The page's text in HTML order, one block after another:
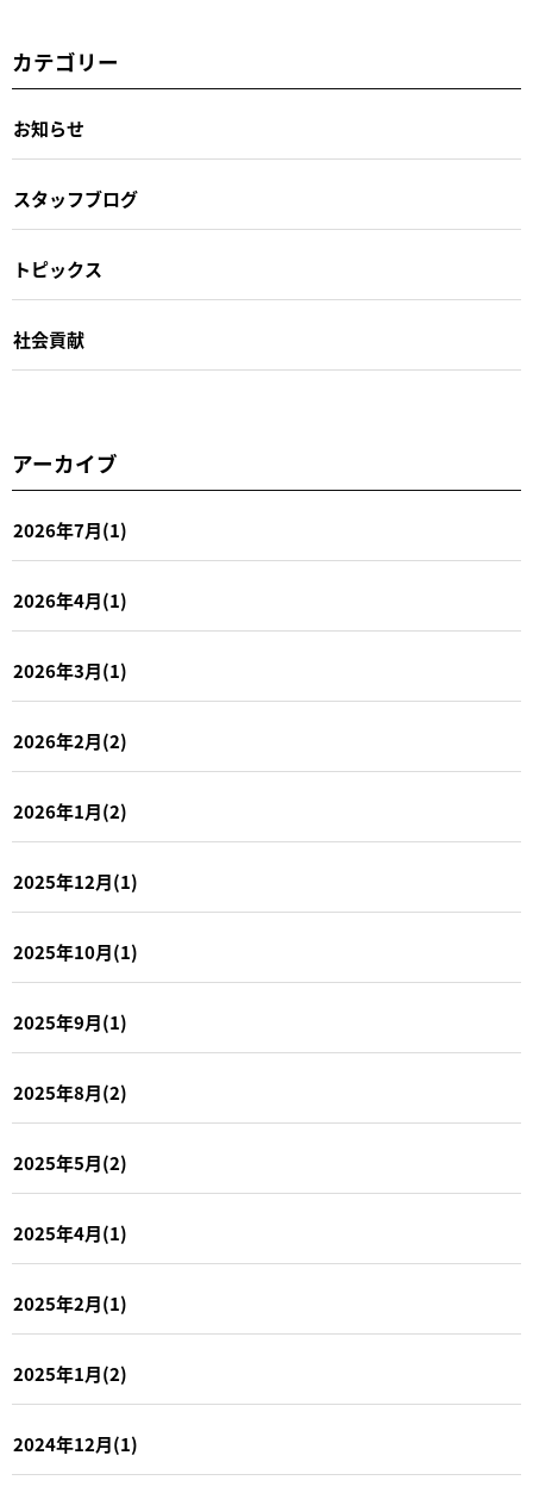
カテゴリー
お知らせ
スタッフブログ
トピックス
社会貢献
アーカイブ
2026年7月(1)
2026年4月(1)
2026年3月(1)
2026年2月(2)
2026年1月(2)
2025年12月(1)
2025年10月(1)
2025年9月(1)
2025年8月(2)
2025年5月(2)
2025年4月(1)
2025年2月(1)
2025年1月(2)
2024年12月(1)